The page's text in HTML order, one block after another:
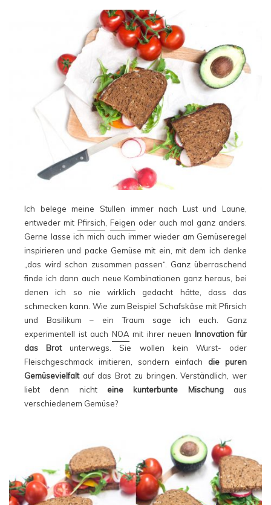
Ich belege meine Stullen immer nach Lust und Laune,
entweder mit Pfirsich, Feigen oder auch mal ganz anders.
Gerne lasse ich mich auch immer wieder am Gemüseregel
inspirieren und packe Gemüse mit ein, mit dem ich denke
„das wird schon zusammen passen“. Ganz überraschend
finde ich dann auch neue Kombinationen ganz heraus, bei
denen ich so nie wirklich gedacht hätte, dass das
schmecken kann. Wie zum Beispiel Schafskäse mit Pfirsich
und Basilikum – ein Traum sage ich euch. Ganz
experimentell ist auch NOAmit ihrer neuen Innovation für
das Brotunterwegs. Sie wollen kein Wurst- oder
Fleischgeschmack imitieren, sondern einfach die puren
Gemüsevielfaltauf das Brot zu bringen. Verständlich, wer
liebt denn nichteine kunterbunte Mischungaus
verschiedenem Gemüse?